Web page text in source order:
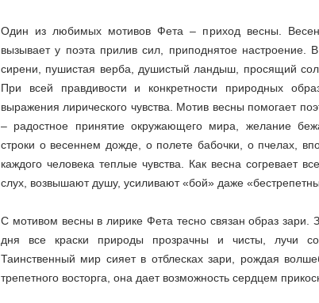
Один из любимых мотивов Фета – приход весны.
вызывает у поэта прилив сил, приподнятое настроение.
сирени, пушистая верба, душистый ландыш, просящий
При всей правдивости и конкретности природных
выражения лирического чувства. Мотив весны помогает
– радостное принятие окружающего мира, желание
строки о весеннем дожде, о полете бабочки, о пчелах,
каждого человека теплые чувства. Как весна согревает
слух, возвышают душу, усиливают «бой» даже
С мотивом весны в лирике Фета тесно связан образ зари.
дня все краски природы прозрачны и чисты, лучи
Таинственный мир сияет в отблесках зари, рождая
трепетного восторга, она дает возможность сердцем